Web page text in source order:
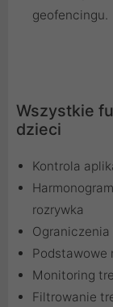
geofencingu.
Wszystkie
dzieci
Kontrola
rozrywka
Podstawowe
Monitoring
Filtrowanie